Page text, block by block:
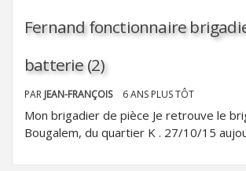
Fernand fonctionnaire
batterie (2)
PAR JEAN-FRANÇOIS 6 ANS PLUS TÔT
Mon brigadier de pièce Je retrouve le
Bougalem, du quartier K . 27/10/15